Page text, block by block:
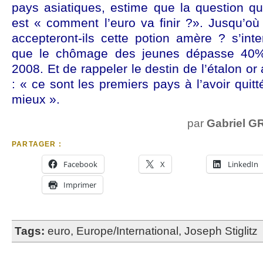
pays asiatiques, estime que la question
est « comment l’euro va finir ?».
accepteront-ils cette potion amère ?
que le chômage des jeunes dépasse
2008. Et de rappeler le destin de l’étalon
: « ce sont les premiers pays à l’avoir
mieux ».
par Gabriel
PARTAGER :
Facebook X
LinkedIn
Imprimer
Tags: euro, Europe/International , Joseph Stiglitz